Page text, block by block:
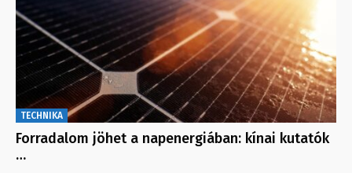
TECHNIKA
Forradalom jöhet a napenergiában: kínai kutatók
…